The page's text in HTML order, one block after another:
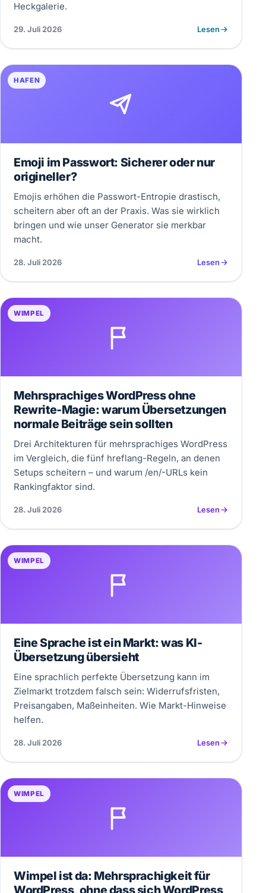
Heckgalerie.
29. Juli 2026 Lesen
HAFEN
Emoji im Passwort: Sicherer oder nur
origineller?
Emojis erhöhen die Passwort-Entropie drastisch,
scheitern aber oft an der Praxis. Was sie wirklich
bringen und wie unser Generator sie merkbar
macht.
28. Juli 2026 Lesen
WIMPEL
Mehrsprachiges WordPress ohne
Rewrite-Magie: warum Übersetzungen
normale Beiträge sein sollten
Drei Architekturen für mehrsprachiges WordPress
im Vergleich, die fünf hreflang-Regeln, an denen
Setups scheitern – und warum /en/-URLs kein
Rankingfaktor sind.
28. Juli 2026 Lesen
WIMPEL
Eine Sprache ist ein Markt: was KI-
Übersetzung übersieht
Eine sprachlich perfekte Übersetzung kann im
Zielmarkt trotzdem falsch sein: Widerrufsfristen,
Preisangaben, Maßeinheiten. Wie Markt-Hinweise
helfen.
28. Juli 2026 Lesen
WIMPEL
Wimpel ist da: Mehrsprachigkeit für
WordPress, ohne dass sich WordPress